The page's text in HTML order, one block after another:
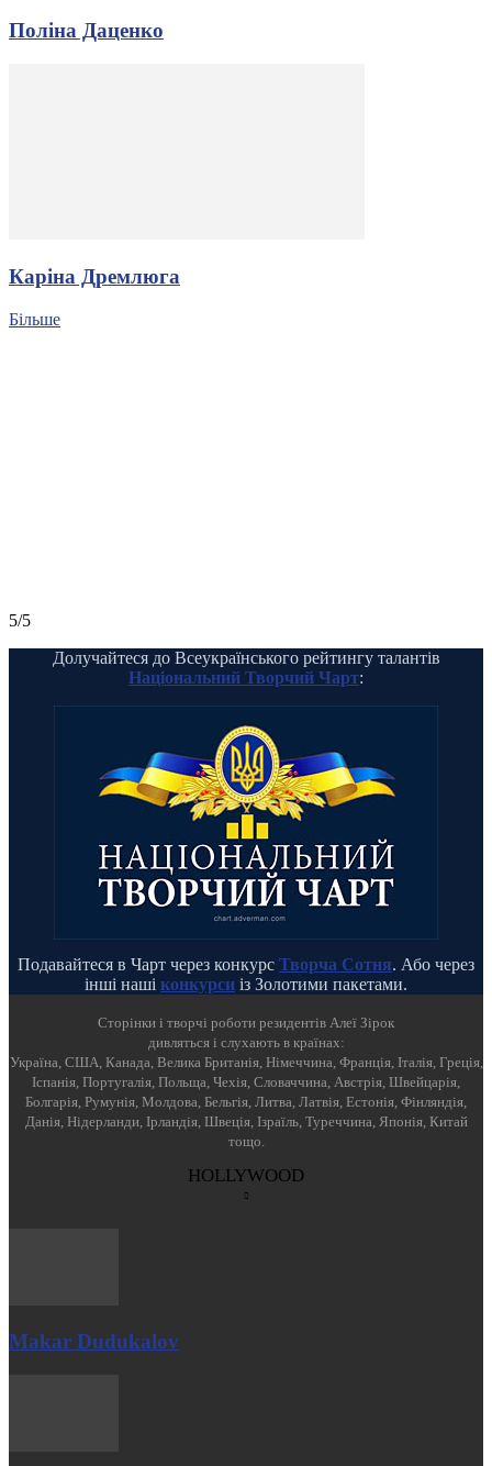
Поліна Даценко
Каріна Дремлюга
Більше
5/5
Долучайтеся до Всеукраїнського рейтингу талантів
Національний Творчий Чарт:
Подавайтеся в Чарт через конкурс Творча Сотня. Або через
інші наші конкурси із Золотими пакетами.
Cторінки і творчі роботи резидентів Алеї Зірок
дивляться і слухають в країнах:
Україна, США, Канада, Велика Британія, Німеччина, Франція, Італія, Греція,
Іспанія, Португалія, Польща, Чехія, Словаччина, Австрія, Швейцарія,
Болгарія, Румунія, Молдова, Бельгія, Литва, Латвія, Естонія, Фінляндія,
Данія, Нідерланди, Ірландія, Швеція, Ізраїль, Туреччина, Японія, Китай
тощо.
HOLLYWOOD
Makar Dudukalov